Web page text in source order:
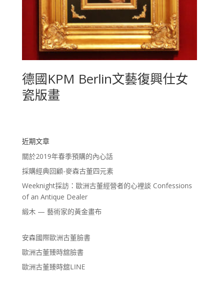
德國KPM Berlin文藝復興仕女
瓷版畫
近期文章
關於2019年春季預購的內心話
採購經典回顧-麥森古董四元素
Weeknight採訪：歐洲古董經營者的心裡談 Confessions
of an Antique Dealer
緞木 — 藝術家的黃金畫布
安森國際歐洲古董臉書
歐洲古董臻時舘臉書
歐洲古董臻時舘LINE